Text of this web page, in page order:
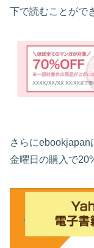
下で読むことがで
さらにebookjapan
金曜日の購入で